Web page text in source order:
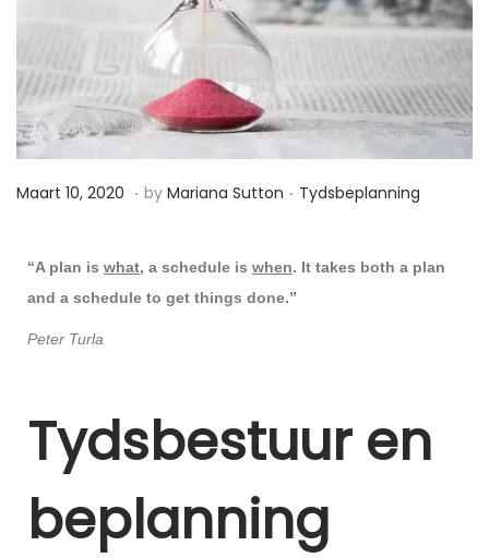
P
Maart 10, 2020 M
r
2
0
2
2
. by Mariana Sutton . P
Tydsbeplanning
“A plan is what, a schedule is when. It takes both a plan
and a schedule to get things done.”
Peter Turla
Tydsbestuur en
beplanning